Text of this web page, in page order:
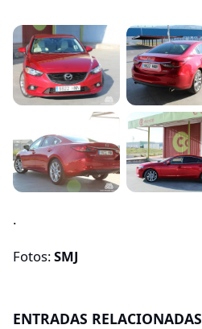
.
Fotos:SMJ
ENTRADAS RELACIONADAS